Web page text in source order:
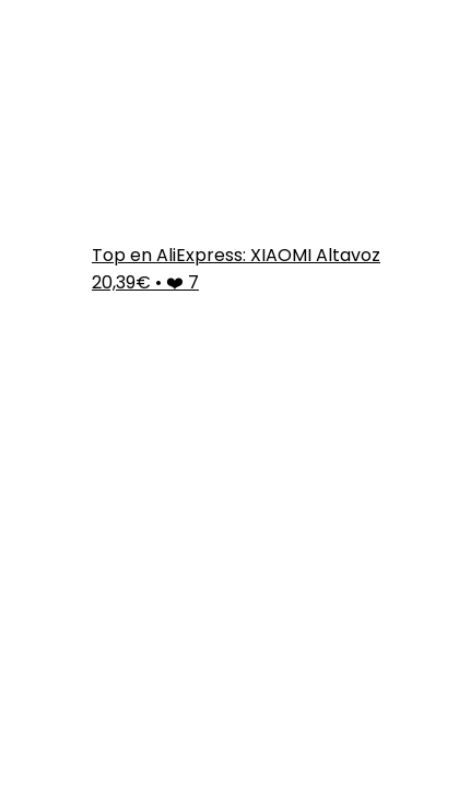
Top en AliExpress: XIAOMI Altavoz
20,39€ • ❤️ 7